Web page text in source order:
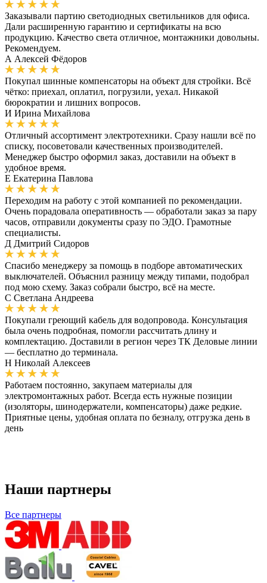
Заказывали партию светодиодных светильников для офиса.
Дали расширенную гарантию и сертификаты на всю
продукцию. Качество света отличное, монтажники довольны.
Рекомендуем.
А Алексей Фёдоров
Покупал шинные компенсаторы на объект для стройки. Всё
чётко: приехал, оплатил, погрузили, уехал. Никакой
бюрократии и лишних вопросов.
И Ирина Михайлова
Отличный ассортимент электротехники. Сразу нашли всё по
списку, посоветовали качественных производителей.
Менеджер быстро оформил заказ, доставили на объект в
удобное время.
Е Екатерина Павлова
Переходим на работу с этой компанией по рекомендации.
Очень порадовала оперативность — обработали заказ за пару
часов, отправили документы сразу по ЭДО. Грамотные
специалисты.
Д Дмитрий Сидоров
Спасибо менеджеру за помощь в подборе автоматических
выключателей. Объяснил разницу между типами, подобрал
под мою схему. Заказ собрали быстро, всё на месте.
С Светлана Андреева
Покупали греющий кабель для водопровода. Консультация
была очень подробная, помогли рассчитать длину и
комплектацию. Доставили в регион через ТК Деловые линии
— бесплатно до терминала.
Н Николай Алексеев
Работаем постоянно, закупаем материалы для
электромонтажных работ. Всегда есть нужные позиции
(изоляторы, шинодержатели, компенсаторы) даже редкие.
Приятные цены, удобная оплата по безналу, отгрузка день в
день
Наши партнеры
Все партнеры